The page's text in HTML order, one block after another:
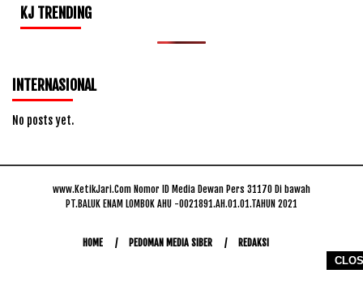
KJ TRENDING
INTERNASIONAL
No posts yet.
www.KetikJari.Com Nomor ID Media Dewan Pers 31170 Di bawah
PT.BALUK ENAM LOMBOK AHU -0021891.AH.01.01.TAHUN 2021
HOME PEDOMAN MEDIA SIBER REDAKSI